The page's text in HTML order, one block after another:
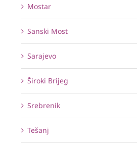
Mostar
Sanski Most
Sarajevo
Široki Brijeg
Srebrenik
Tešanj